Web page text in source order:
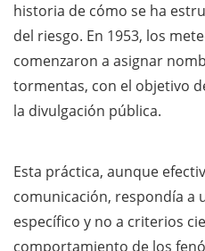
historia de cómo se ha
del riesgo. En 1953, los
comenzaron a asignar
tormentas, con el objetivo
la divulgación pública.
Esta práctica, aunque
comunicación, respondía a
específico y no a criterios
comportamiento de los